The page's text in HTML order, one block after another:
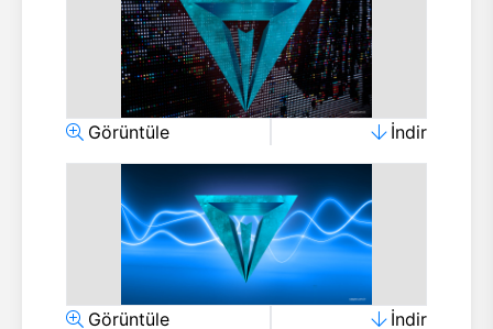
Görüntüle İndir
Görüntüle İndir